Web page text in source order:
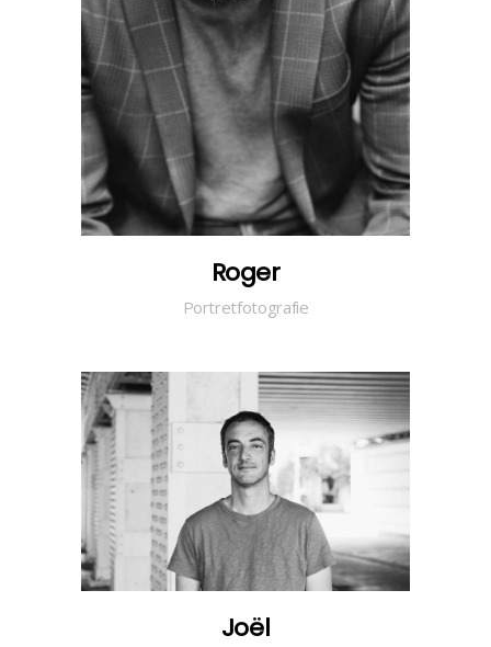
Roger
Portretfotografie
Joël